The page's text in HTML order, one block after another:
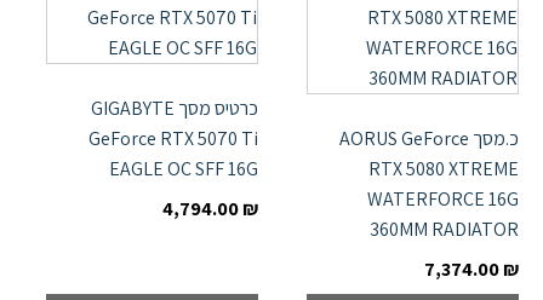
כ.מסך AORUS GeForce
RTX 5080 XTREME
WATERFORCE 16G
360MM RADIATOR
7,374.00₪
כרטיס מסך GIGABYTE
GeForce RTX 5070 Ti
EAGLE OC SFF 16G
4,794.00₪